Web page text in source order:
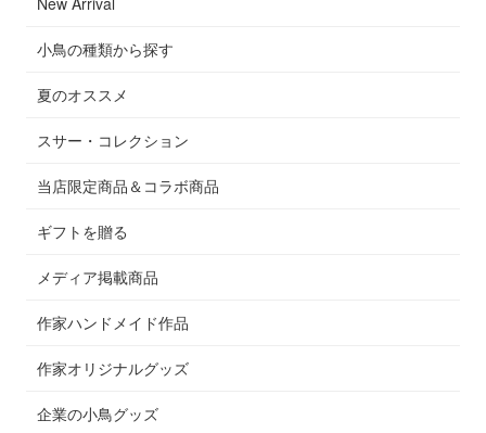
小鳥の種類から探す
夏のオススメ
スサー・コレクション
当店限定商品＆コラボ商品
ギフトを贈る
メディア掲載商品
作家ハンドメイド作品
作家オリジナルグッズ
企業の小鳥グッズ